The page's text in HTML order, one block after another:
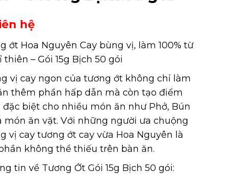
hệ
ớt Hoa Nguyên Cay bùng vị, làm 100% từ
thiên – Gói 15g Bịch 50 gói
vị cay ngon của tương ớt không chỉ làm
thêm phần hấp dẫn mà còn tạo điểm
đặc biệt cho nhiều món ăn như Phở, Bún
món ăn vặt. Với những người ưa chuộng
vị cay tương ớt cay vừa Hoa Nguyên là
không thể thiếu trên bàn ăn.
tin về Tương Ớt Gói 15g Bịch 50 gói: